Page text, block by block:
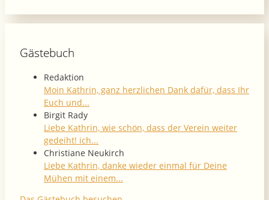
Gästebuch
Redaktion
Moin Kathrin, ganz herzlichen Dank dafür, dass Ihr
Euch und...
Birgit Rady
Liebe Kathrin, wie schön, dass der Verein weiter
gedeiht! ich...
Christiane Neukirch
Liebe Kathrin, danke wieder einmal für Deine
Mühen mit einem...